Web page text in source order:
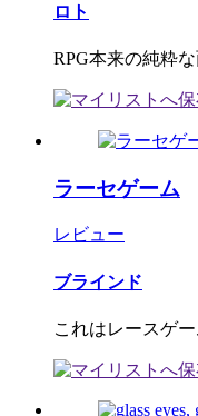
ロト
RPG本来の純粋
ラーセゲーム
レビュー
ブラインド
これはレースゲ